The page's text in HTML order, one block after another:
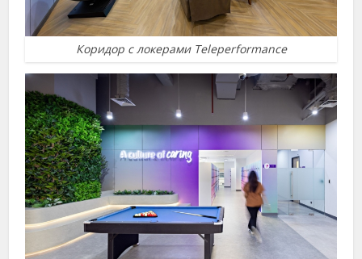
Коридор с локерами Teleperformance